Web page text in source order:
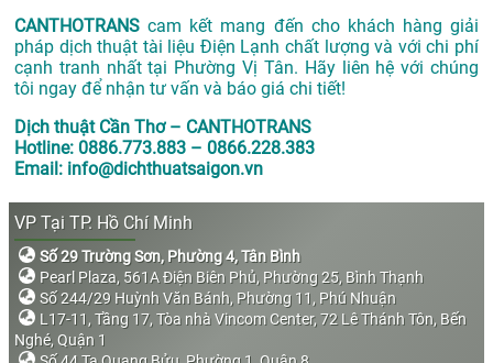
CANTHOTRANS cam kết mang đến cho khách hàng giải
pháp dịch thuật tài liệu Điện Lạnh chất lượng và với chi phí
cạnh tranh nhất tại Phường Vị Tân. Hãy liên hệ với chúng
tôi ngay để nhận tư vấn và báo giá chi tiết!
Dịch thuật Cần Thơ – CANTHOTRANS
Hotline: 0886.773.883 – 0866.228.383
Email: info@dichthuatsaigon.vn
VP Tại TP. Hồ Chí Minh
Số 29 Trường Sơn, Phường 4, Tân Bình
Pearl Plaza, 561A Điện Biên Phủ, Phường 25, Bình Thạnh
Số 244/29 Huỳnh Văn Bánh, Phường 11, Phú Nhuận
L17-11, Tầng 17, Tòa nhà Vincom Center, 72 Lê Thánh Tôn, Bến
Nghé, Quận 1